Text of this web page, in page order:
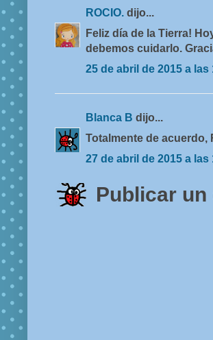
ROCIO. dijo...
Feliz día de la Tierra!
debemos cuidarlo.
25 de abril de 2015 a las
Blanca B dijo...
Totalmente de acuerdo,
27 de abril de 2015 a las
Publicar